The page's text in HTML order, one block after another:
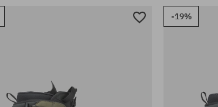
-19%